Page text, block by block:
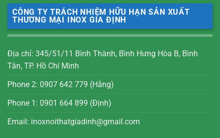
CÔNG TY TRÁCH NHIỆM HỮU HẠN SẢN XUẤT
THƯƠNG MẠI INOX GIA ĐỊNH
Địa chỉ: 345/51/11 Bình Thành, Bình Hưng Hòa B, Bình
Tân, TP. Hồ Chí Minh
Phone 2: 0907 642 779 (Hằng)
Phone 1: 0901 664 899 (Định)
Email: inoxnoithatgiadinh@gmail.com